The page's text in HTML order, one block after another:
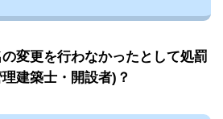
変更を行わなかったとして処罰
建築士・開設者)？